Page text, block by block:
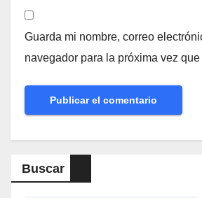
Guarda mi nombre, correo
navegador para la próxima vez que
Buscar